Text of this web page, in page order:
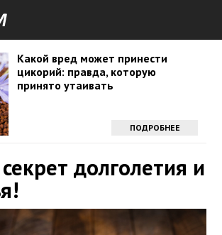
Какой вред может принести
цикорий: правда, которую
принято утаивать
ПОДРОБНЕЕ
долголетия и